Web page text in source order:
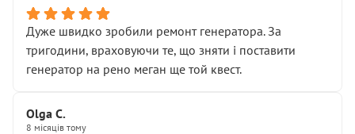
• прозорості в роботах і рахунках
• реальної діагностики, а не формального
“подивились і поїхав”
На жаль, складається враження, що сервіс працює не
Стосовно комунікації - все добре
Дуже швидко зробили ремонт генератора. За
тригодини, враховуючи те, що зняти і поставити
генератор на рено меган ще той квест.
Olga С.
8 місяців тому